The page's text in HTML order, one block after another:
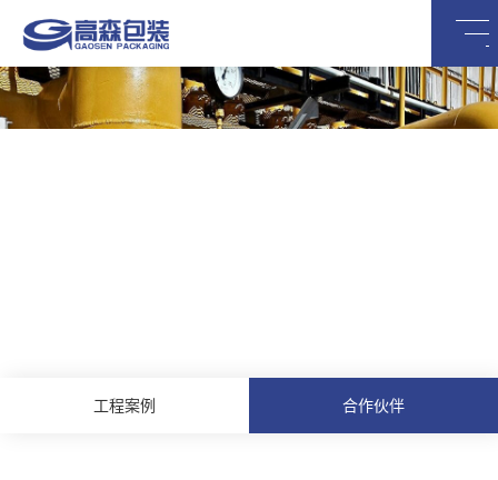
工程案例 合作伙伴